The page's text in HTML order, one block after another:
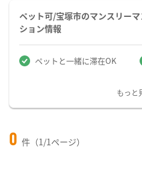
ペット可/宝塚市のマンスリー
ション情報
ペットと一緒に滞在OK
もっと
0 件（1/1ページ）